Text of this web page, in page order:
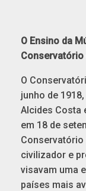
O Ensino da
Conservatório
O
junho de
Alcides Costa
em 18 de
civilizador e
visavam uma
países mais